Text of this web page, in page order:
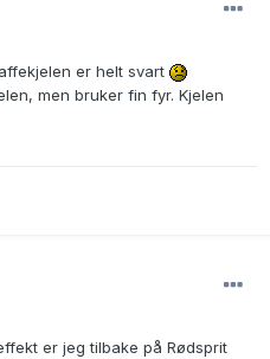
er helt svart
men bruker fin fyr. Kjelen
er jeg tilbake på Rødsprit